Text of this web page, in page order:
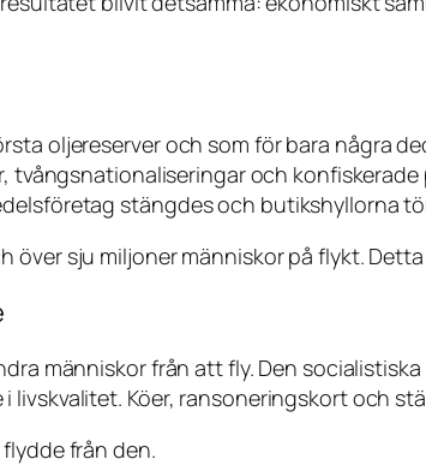
oljereserver och som för bara några
tvångsnationaliseringar och
stängdes och butikshyllorna
över sju miljoner människor på flykt.
människor från att fly. Den
Köer, ransoneringskort och
från den.